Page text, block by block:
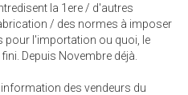
la 1ere / d'autres
/ des normes à imposer
pour l'importation ou quoi, le
Depuis Novembre déjà.
information des vendeurs du